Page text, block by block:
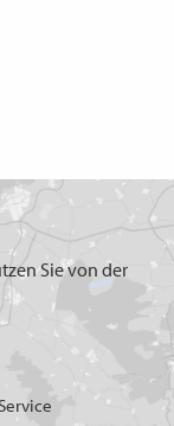
Sie von der